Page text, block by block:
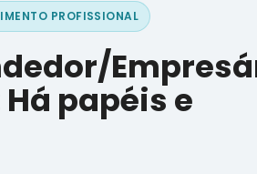
PROFISSIONAL
papéis e